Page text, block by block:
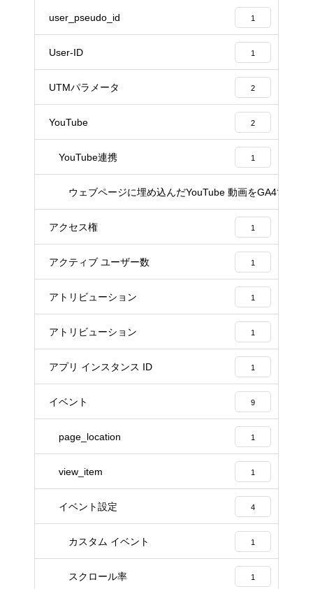
user_pseudo_id 1
User-ID 1
UTMパラメータ 2
YouTube 2
YouTube連携 1
ウェブページに埋め込んだYouTube 動画をGA4で計測
アクセス権 1
アクティブ ユーザー数 1
アトリビューション 1
アトリビューション 1
アプリ インスタンス ID 1
イベント 9
page_location 1
view_item 1
イベント設定 4
カスタム イベント 1
スクロール率 1